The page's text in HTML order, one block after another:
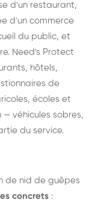
d'un restaurant,
d'un commerce
du public, et
Need's Protect
hôtels,
de
écoles et
véhicules sobres,
du service.
de nid de guêpes
concrets :